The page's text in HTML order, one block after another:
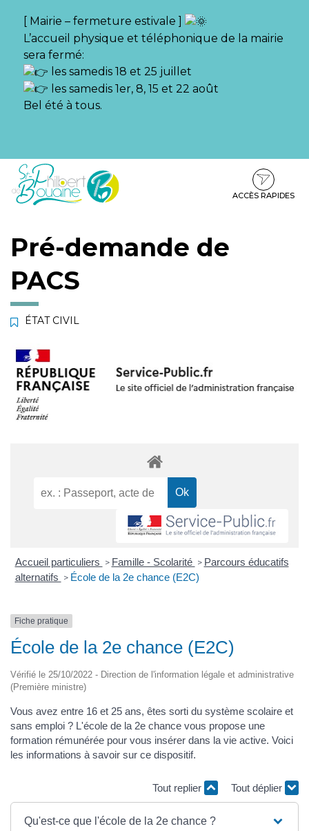
[ Mairie – fermeture estivale ]
L’accueil physique et téléphonique de la mairie
sera fermé:
les samedis 18 et 25 juillet
les samedis 1er, 8, 15 et 22 août
Bel été à tous.
Aller
Aller
contenu
Aller
pied
ACCÈS RAPIDES
Pré-demande de
PACS
ÉTAT CIVIL
Accueil particuliers > Famille - Scolarité > Parcours éducatifs
alternatifs > École de la 2e chance (E2C)
Fiche pratique
École de la 2e chance (E2C)
Vérifié le 25/10/2022 - Direction de l'information légale et administrative
(Première ministre)
Vous avez entre 16 et 25 ans, êtes sorti du système scolaire et
sans emploi ? L'école de la 2e chance vous propose une
formation rémunérée pour vous insérer dans la vie active. Voici
les informations à savoir sur ce dispositif.
Tout replier Tout déplier
Qu'est-ce que l'école de la 2e chance ?